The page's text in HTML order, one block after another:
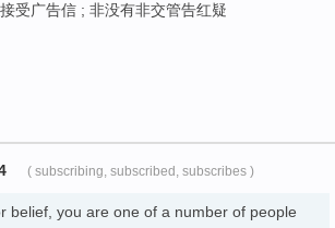
受广告信 ; 非没有非交管告红疑
( subscribing, subscribed, subscribes )
belief, you are one of a number of people